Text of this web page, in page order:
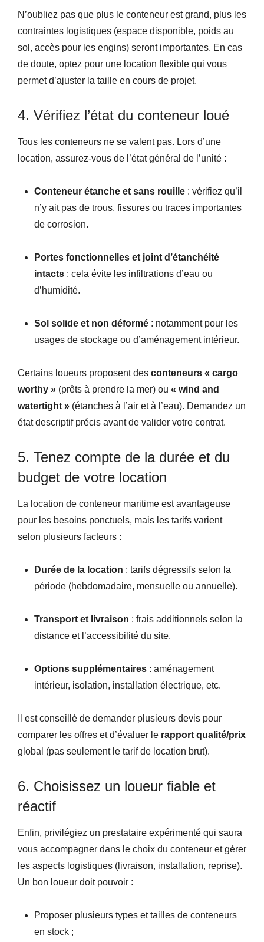
N’oubliez pas que plus le conteneur est grand, plus les
contraintes logistiques (espace disponible, poids au
sol, accès pour les engins) seront importantes. En cas
de doute, optez pour une location flexible qui vous
permet d’ajuster la taille en cours de projet.
4. Vérifiez l’état du conteneur loué
Tous les conteneurs ne se valent pas. Lors d’une
location, assurez-vous de l’état général de l’unité :
Conteneur étanche et sans rouille : vérifiez qu’il
n’y ait pas de trous, fissures ou traces importantes
de corrosion.
Portes fonctionnelles et joint d’étanchéité
intacts : cela évite les infiltrations d’eau ou
d’humidité.
Sol solide et non déformé : notamment pour les
usages de stockage ou d’aménagement intérieur.
Certains loueurs proposent des conteneurs « cargo
worthy » (prêts à prendre la mer) ou « wind and
watertight » (étanches à l’air et à l’eau). Demandez un
état descriptif précis avant de valider votre contrat.
5. Tenez compte de la durée et du
budget de votre location
La location de conteneur maritime est avantageuse
pour les besoins ponctuels, mais les tarifs varient
selon plusieurs facteurs :
Durée de la location : tarifs dégressifs selon la
période (hebdomadaire, mensuelle ou annuelle).
Transport et livraison : frais additionnels selon la
distance et l’accessibilité du site.
Options supplémentaires : aménagement
intérieur, isolation, installation électrique, etc.
Il est conseillé de demander plusieurs devis pour
comparer les offres et d’évaluer le rapport qualité/prix
global (pas seulement le tarif de location brut).
6. Choisissez un loueur fiable et
réactif
Enfin, privilégiez un prestataire expérimenté qui saura
vous accompagner dans le choix du conteneur et gérer
les aspects logistiques (livraison, installation, reprise).
Un bon loueur doit pouvoir :
Proposer plusieurs types et tailles de conteneurs
en stock ;